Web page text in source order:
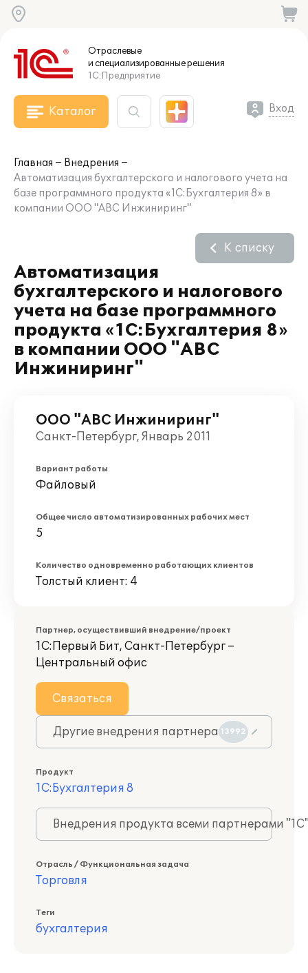
Отраслевые
и специализированныерешения
1С:Предприятие
Каталог Вход
Главная
Внедрения
Автоматизация бухгалтерского и налогового учета на
базе программного продукта «1C:Бухгалтерия 8» в
компании ООО "АВС Инжиниринг"
Автоматизация
бухгалтерского и налогового
учета на базе программного
продукта «1C:Бухгалтерия 8»
в компании ООО "АВС
Инжиниринг"
К списку
ООО "АВС Инжиниринг"
Санкт-Петербург, Январь 2011
Вариант работы
Файловый
Общее число автоматизированных рабочих мест
5
Количество одновременно работающих клиентов
Толстый клиент: 4
Партнер, осуществивший внедрение/проект
1С:Первый Бит, Санкт-Петербург –
Центральный офис
Связаться
Другие внедрения партнера 13992
Продукт
1С:Бухгалтерия 8
Внедрения продукта всеми партнерами
Отрасль / Функциональная задача
Торговля
Теги
бухгалтерия